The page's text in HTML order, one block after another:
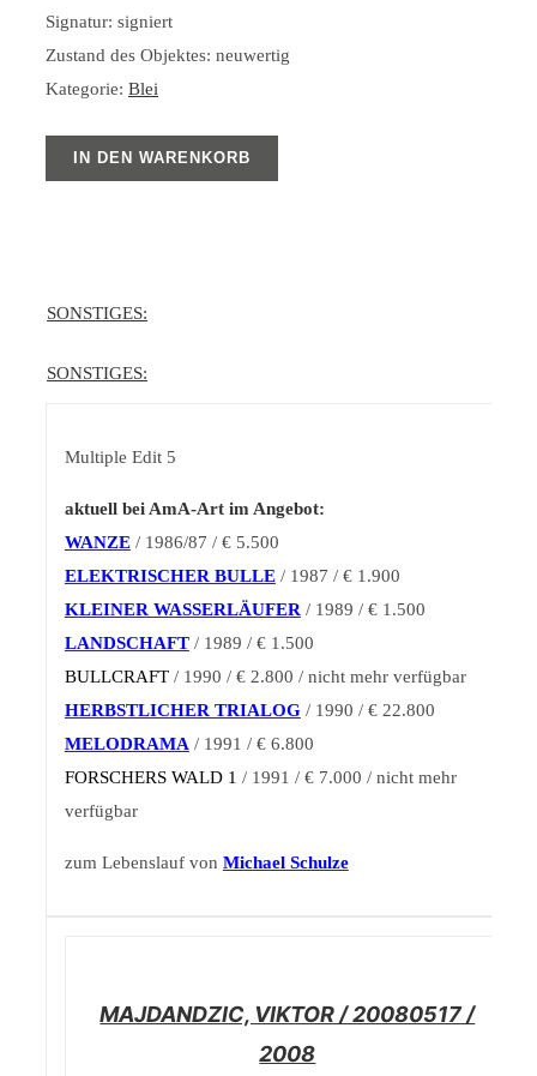
Signatur: signiert
Zustand des Objektes: neuwertig
Kategorie: Blei
IN DEN WARENKORB
SONSTIGES:
SONSTIGES:
Multiple Edit 5
aktuell bei AmA-Art im Angebot:
WANZE/ 1986/87 / € 5.500
ELEKTRISCHER BULLE/ 1987 / € 1.900
KLEINER WASSERLÄUFER / 1989 / € 1.500
LANDSCHAFT/ 1989 / € 1.500
BULLCRAFT/ 1990 / € 2.800 / nicht mehr verfügbar
HERBSTLICHER TRIALOG/ 1990 / € 22.800
MELODRAMA / 1991 / € 6.800
FORSCHERS WALD 1 / 1991 / € 7.000 / nicht mehr
verfügbar
zum Lebenslauf von Michael Schulze
MAJDANDZIC, VIKTOR / 20080517 /
2008